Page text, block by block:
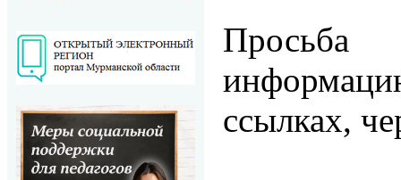
Просьба
ссылках,